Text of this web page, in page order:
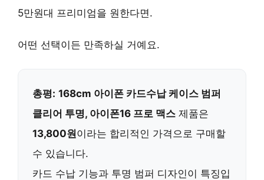
5만원대 프리미엄을 원한다면.
어떤 선택이든 만족하실 거예요.
총평: 168cm 아이폰 카드수납 케이스 범퍼
클리어 투명, 아이폰16 프로 맥스 제품은
13,800원이라는 합리적인 가격으로 구매할
수 있습니다.
카드 수납 기능과 투명 범퍼 디자인이 특징입